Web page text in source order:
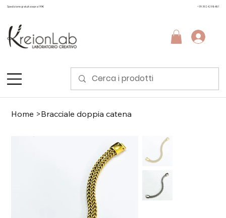
Spedizione gratuita sopra i 99€ +39 3924298481
Home >Bracciale doppia catena